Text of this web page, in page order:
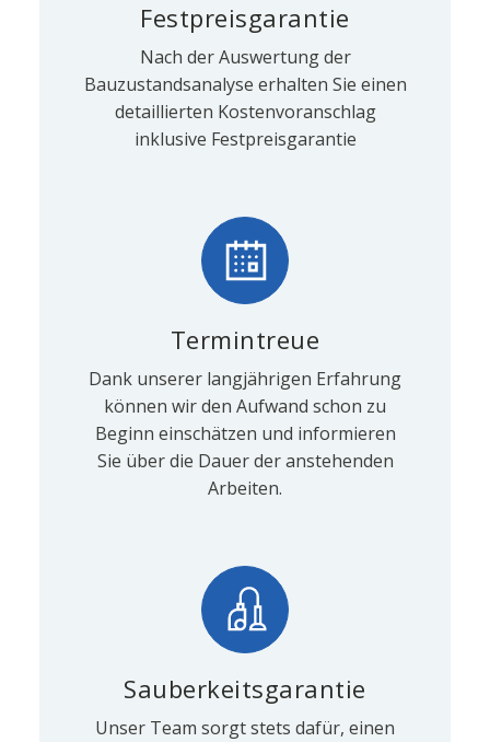
Festpreisgarantie
Nach der Auswertung der
Bauzustandsanalyse erhalten Sie einen
detaillierten Kostenvoranschlag
inklusive Festpreisgarantie
Termintreue
Dank unserer langjährigen Erfahrung
können wir den Aufwand schon zu
Beginn einschätzen und informieren
Sie über die Dauer der anstehenden
Arbeiten.
Sauberkeitsgarantie
Unser Team sorgt stets dafür, einen